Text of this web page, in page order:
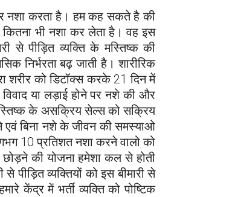
नशा करता है। हम कह सकते है की
कितना भी नशा कर लेता है। वह इस
से पीड़ित व्यक्ति के मस्तिष्क की
निर्भरता बढ़ जाती है। शारीरिक
शरीर को डिटॉक्स करके 21 दिन में
या लड़ाई होने पर नशे की और
मस्तिष्क के असक्रिय सेल्स को सक्रिय
एवं बिना नशे के जीवन की समस्याओ
10 प्रतिशत नशा करने वालो को
छोड़ने की योजना हमेशा कल से होती
व्यक्तियों को इस बीमारी से
केंद्र में भर्ती व्यक्ति को पोष्टिक